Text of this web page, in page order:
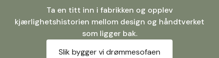
Ta en titt inn i fabrikken og opplev
kjærlighetshistorien mellom design og håndtverket
som ligger bak.
Slik bygger vi drømmesofaen